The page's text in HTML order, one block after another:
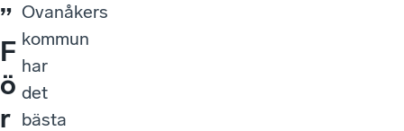
”
F
ö
r
Ovanåkers
kommun
har
det
bästa